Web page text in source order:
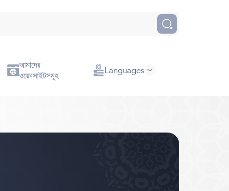
আমাদের
ওয়েবসাইটসমূহ Languages